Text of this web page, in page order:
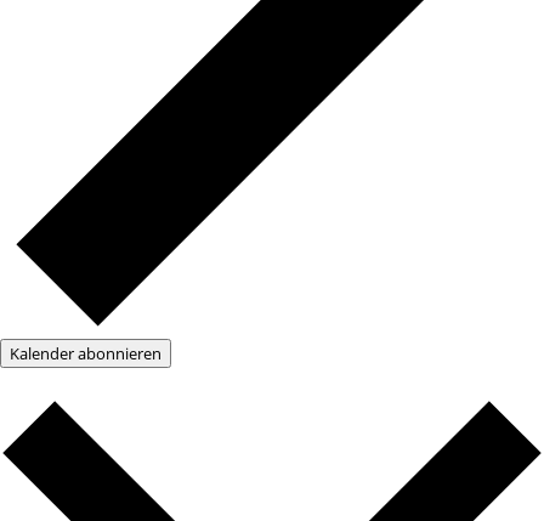
Kalender abonnieren